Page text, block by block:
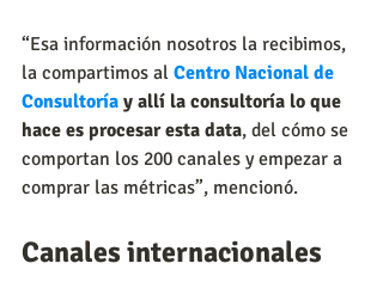
“Esa información nosotros la recibimos,
la compartimos al Centro Nacional de
Consultoría y allí la consultoría lo que
hace es procesar esta data, del cómo se
comportan los 200 canales y empezar a
comprar las métricas”, mencionó.
Canales internacionales